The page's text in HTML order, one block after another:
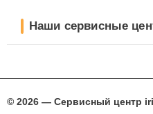
Наши сервисные
© 2026 — Сервисный центр